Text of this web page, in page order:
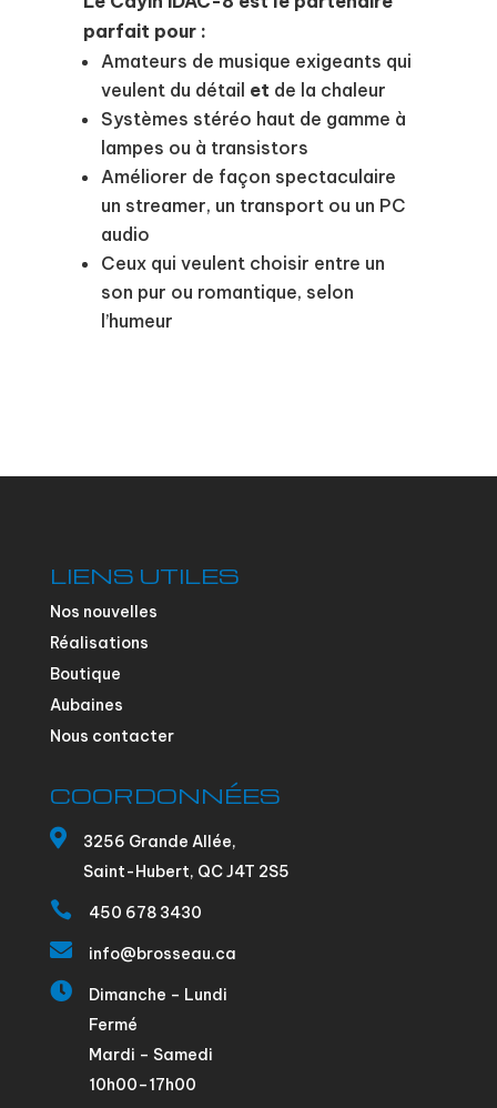
parfait pour :
Amateurs de musique exigeants qui
veulent du détail et de la chaleur
Systèmes stéréo haut de gamme à
lampes ou à transistors
Améliorer de façon spectaculaire
un streamer, un transport ou un PC
audio
Ceux qui veulent choisir entre un
son pur ou romantique, selon
l’humeur
LIENS UTILES
Nos nouvelles
Réalisations
Boutique
Aubaines
Nous contacter
COORDONNÉES

3256 Grande Allée,
Saint-Hubert, QC J4T 2S5
 450 678 3430
 info@brosseau.ca

Dimanche – Lundi
Fermé
Mardi – Samedi
10h00–17h00